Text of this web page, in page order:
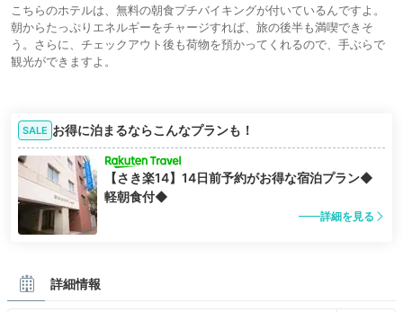
こちらのホテルは、無料の朝食プチバイキングが付いているんですよ。
朝からたっぷりエネルギーをチャージすれば、旅の後半も満喫できそ
う。さらに、チェックアウト後も荷物を預かってくれるので、手ぶらで
観光ができますよ。
SALE お得に泊まるならこんなプランも！
【さき楽14】14日前予約がお得な宿泊プラン◆
軽朝食付◆
詳細を見る
詳細情報